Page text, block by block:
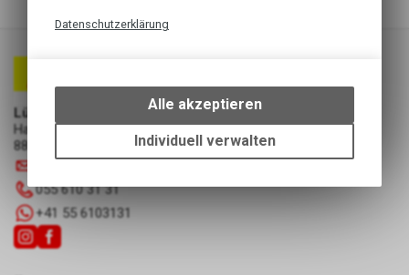
Lüscher Motor- & Bike World
Hauptstrasse 29a
8867 Niederurnen
055 610 31 31
+41 55 6103131
Datenschutzerklärung
bestimmte Interaktionen und
Einstellungen auf Ihrem Gerät,
um die grundlegenden
Funktionen unseres Online-
Alle akzeptieren
Individuell verwalten